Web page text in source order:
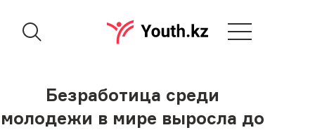
Безработица среди
молодежи в мире выросла до